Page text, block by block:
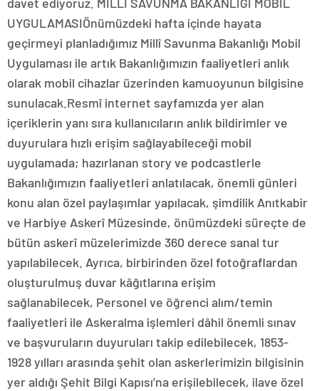
UYGULAMASIÖnümüzdeki hafta içinde hayata
geçirmeyi planladığımız Millî Savunma Bakanlığı Mobil
Uygulaması ile artık Bakanlığımızın faaliyetleri anlık
olarak mobil cihazlar üzerinden kamuoyunun bilgisine
sunulacak.Resmî internet sayfamızda yer alan
içeriklerin yanı sıra kullanıcıların anlık bildirimler ve
duyurulara hızlı erişim sağlayabileceği mobil
uygulamada; hazırlanan story ve podcastlerle
Bakanlığımızın faaliyetleri anlatılacak, önemli günleri
konu alan özel paylaşımlar yapılacak, şimdilik Anıtkabir
ve Harbiye Askerî Müzesinde, önümüzdeki süreçte de
bütün askerî müzelerimizde 360 derece sanal tur
yapılabilecek. Ayrıca, birbirinden özel fotoğraflardan
oluşturulmuş duvar kâğıtlarına erişim
sağlanabilecek, Personel ve öğrenci alım/temin
faaliyetleri ile Askeralma işlemleri dâhil önemli sınav
ve başvuruların duyuruları takip edilebilecek, 1853-
1928 yılları arasında şehit olan askerlerimizin bilgisinin
yer aldığı Şehit Bilgi Kapısı’na erişilebilecek, ilave özel